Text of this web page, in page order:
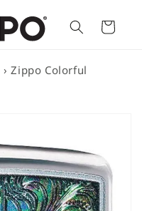
Cart
›Zippo Colorful